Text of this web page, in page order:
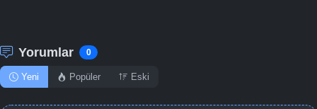
Yorumlar 0
Yeni Popüler Eski